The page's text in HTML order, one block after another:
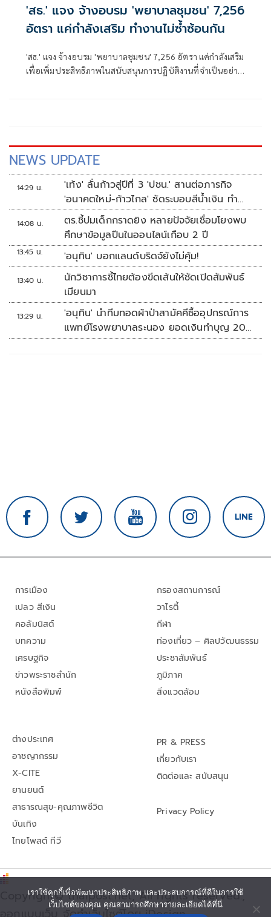
'สธ.' แจง จ้างอบรม 'พยาบาลชุมชน' 7,256
อัตรา แค่กำลังเสริม ทำงานไม่ซ้ำซ้อนกัน
'สธ.' แจง จ้างอบรม 'พยาบาลชุมชน' 7,256 อัตรา แค่กำลังเสริม
เพื่อเพิ่มประสิทธิภาพในสนับสนุนการปฏิบัติงานที่จำเป็นอย่าง
NEWS UPDATE
14:29 น.
'เท้ง' ลั่นก้าวสู่ปีที่ 3 'ปชน.' สานต่อภารกิจ
'อนาคตใหม่-ก้าวไกล' ซัดระบอบสีน้ำเงิน ทำ
หลักนิติรัฐ-นิติธรรมสั่นคลอน
14:08 น.
ตร.ชี้ปมเด็กกราดยิง หลายปัจจัยเชื่อมโยงพบ
ศึกษาข้อมูลปืนในออนไลน์เกือบ 2 ปี
13:45 น. 'อนุทิน' บอกแลนด์บริดจ์ยังไม่คุ้ม!
13:40 น.
นักวิชาการชี้ไทยต้องขีดเส้นให้ชัดเปิดสัมพันธ์
เมียนมา
13:29 น.
'อนุทิน' นำทีมทอดผ้าป่าสามัคคีซื้ออุปกรณ์การ
แพทย์โรงพยาบาลระนอง ยอดเงินทำบุญ 20
ล้านบาท
การเมือง
เปลว สีเงิน
คอลัมนิสต์
บทความ
เศรษฐกิจ
ข่าวพระราชสำนัก
หนังสือพิมพ์
กรองสถานการณ์
วาไรตี้
กีฬา
ท่องเที่ยว – ศิลปวัฒนธรรม
ประชาสัมพันธ์
ภูมิภาค
สิ่งแวดล้อม
ต่างประเทศ
อาชญากรรม
X-CITE
ยานยนต์
สาธารณสุข-คุณภาพชีวิต
บันเทิง
ไทยโพสต์ ทีวี
PR & PRESS
เกี่ยวกับเรา
ติดต่อและ สนับสนุน
Privacy Policy
Copyright© thaipost.net, All rights reserved.,
เราใช้คุกกี้เพื่อพัฒนาประสิทธิภาพ และประสบการณ์ที่ดีในการใช้
เว็บไซต์ของคุณ คุณสามารถศึกษารายละเอียดได้ที่นี่